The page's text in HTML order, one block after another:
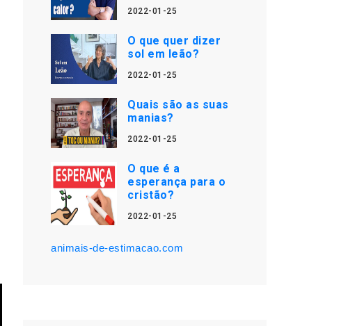
2022-01-25
O que quer dizer
sol em leão?
2022-01-25
Quais são as suas
manias?
2022-01-25
O que é a
esperança para o
cristão?
2022-01-25
animais-de-estimacao.com